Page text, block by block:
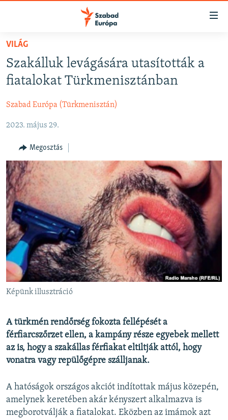
Akadálymentes
Ugrás
fő
oldalra
Ugrás
NAPIRENDEN
AKTUÁLIS
VIDEÓK
ELEMZŐ
NER15
SZABADON
TÁRSADALOM
DEMOKRÁCIA
A PÉNZ NYOMÁBAN
EURÓPAI UNIÓ
VILÁG
KLÍMAVÁLTOZÁS
A MÚLT TANULSÁGAI
KÖVESSEN MINKET!
Valamennyi RFE/RL weboldal
VILÁG
Szakálluk levágására utasították a
fiatalokat Türkmenisztánban
Szabad Európa (Türkmenisztán)
2023. május 29.
Megosztás
Képünk illusztráció
A türkmén rendőrség fokozta fellépését a
férfiarcszőrzet ellen, a kampány része egyebek mellett
az is, hogy a szakállas férfiakat eltiltják attól, hogy
vonatra vagy repülőgépre szálljanak.
A hatóságok országos akciót indítottak május közepén,
amelynek keretében akár kényszert alkalmazva is
megborotválják a fiatalokat. Eközben az imámok azt